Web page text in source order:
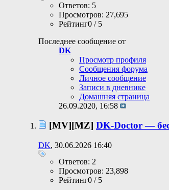
Ответов: 5
Просмотров: 27,695
Рейтинг0 / 5
Последнее сообщение от
DK
Просмотр профиля
Сообщения форума
Личное сообщение
Записи в дневнике
Домашняя страница
26.09.2020, 16:58
[MV][MZ] DK-Doctor —
DK, 30.06.2026 16:40
Ответов: 2
Просмотров: 23,898
Рейтинг0 / 5